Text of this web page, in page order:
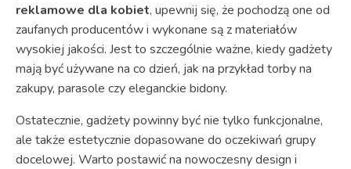
reklamowe dla kobiet, upewnij się, że pochodzą one od
zaufanych producentów i wykonane są z materiałów
wysokiej jakości. Jest to szczególnie ważne, kiedy gadżety
mają być używane na co dzień, jak na przykład torby na
zakupy, parasole czy eleganckie bidony.
Ostatecznie, gadżety powinny być nie tylko funkcjonalne,
ale także estetycznie dopasowane do oczekiwań grupy
docelowej. Warto postawić na nowoczesny design i